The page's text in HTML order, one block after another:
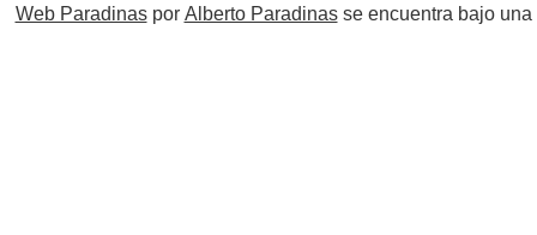
Web Paradinaspor Alberto Paradinasse encuentra bajo